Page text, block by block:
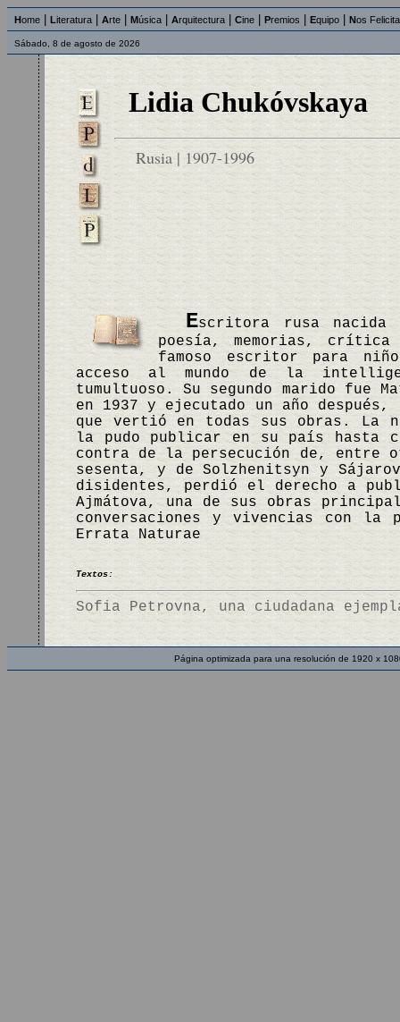
Home Literatura Arte Música Arquitectura Cine Premios Equipo Nos
Sábado, 8 de agosto de 2026
Lidia Chukóvskaya
Rusia | 1907-1996
Escritora rusa nacida
poesía, memorias,
famoso escritor para
acceso al mundo de la
tumultuoso. Su segundo marido
en 1937 y ejecutado un año
que vertió en todas sus obras. La
la pudo publicar en su país hasta
contra de la persecución de, entre
sesenta, y de Solzhenitsyn y
disidentes, perdió el derecho a
Ajmátova, una de sus obras
conversaciones y vivencias con la
Errata Naturae
Textos:
Sofia Petrovna, una ciudadana
Página optimizada para una resolución de 1920 x